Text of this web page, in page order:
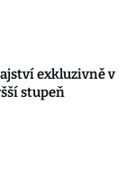
exkluzivně v
stupeň